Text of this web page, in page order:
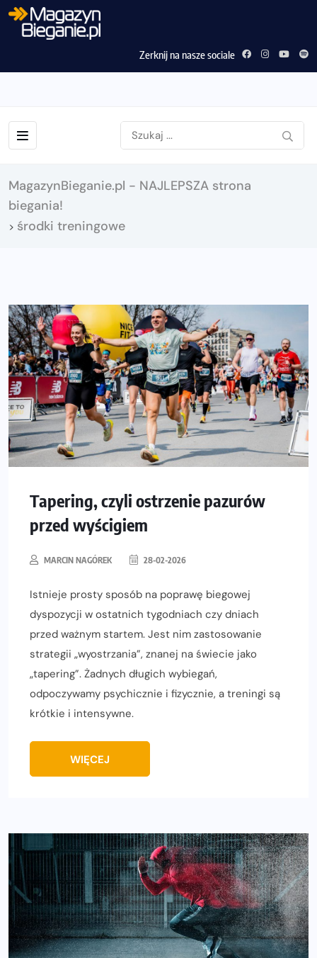
Zerknij na nasze sociale
MagazynBieganie.pl - NAJLEPSZA strona
biegania!
> środki treningowe
Tapering, czyli ostrzenie pazurów
przed wyścigiem
MARCIN NAGÓREK 28-02-2026
Istnieje prosty sposób na poprawę biegowej
dyspozycji w ostatnich tygodniach czy dniach
przed ważnym startem. Jest nim zastosowanie
strategii „wyostrzania”, znanej na świecie jako
„tapering”. Żadnych długich wybiegań,
odpoczywamy psychicznie i fizycznie, a treningi są
krótkie i intensywne.
WIĘCEJ